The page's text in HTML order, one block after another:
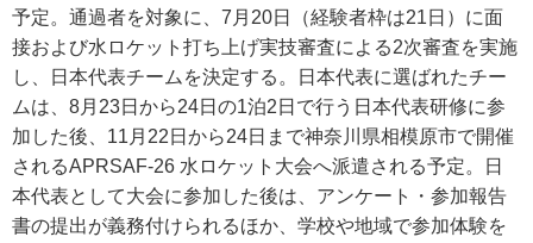
予定。通過者を対象に、7月20日（経験者枠は21日）に面
接および水ロケット打ち上げ実技審査による2次審査を実施
し、日本代表チームを決定する。日本代表に選ばれたチー
ムは、8月23日から24日の1泊2日で行う日本代表研修に参
加した後、11月22日から24日まで神奈川県相模原市で開催
されるAPRSAF-26 水ロケット大会へ派遣される予定。日
本代表として大会に参加した後は、アンケート・参加報告
書の提出が義務付けられるほか、学校や地域で参加体験を